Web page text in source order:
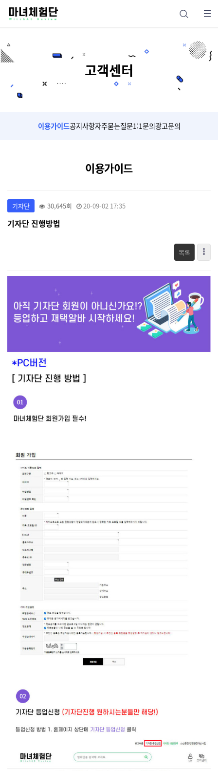
고객센터
이용가이드공지사항자주묻는질문1:1문의광고문의
이용가이드
기자단 30,645회 20-09-02 17:35
기자단 진행방법
목록